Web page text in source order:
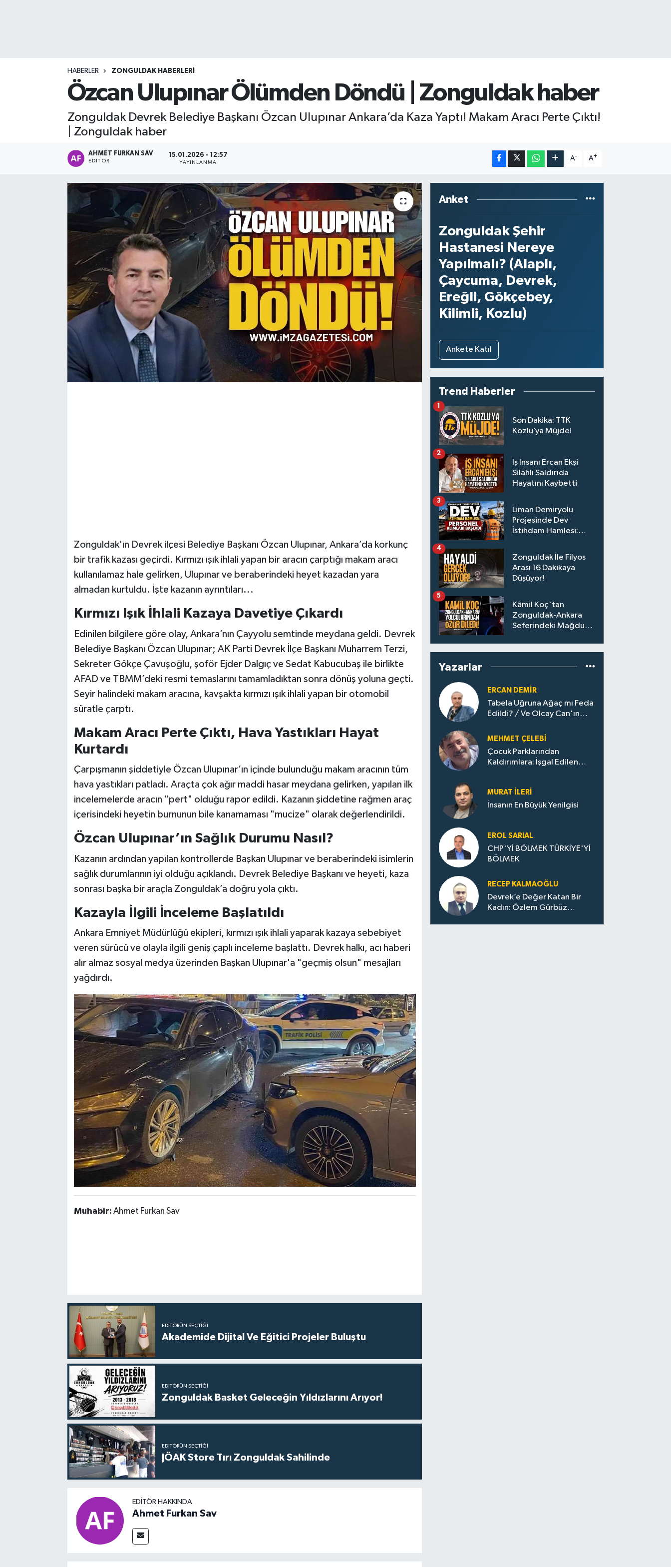
HABERLER ZONGULDAK HABERLERI
Özcan Ulupınar Ölümden Döndü | Zonguldak haber
Zonguldak Devrek Belediye Başkanı Özcan Ulupınar Ankara’da Kaza Yaptı! Makam Aracı Perte Çıktı!
| Zonguldak haber
AHMET FURKAN SAV
EDITÖR
15.01.2026 - 12:57
YAYINLANMA
A- A+
Zonguldak'ın Devrek ilçesi Belediye Başkanı Özcan Ulupınar, Ankara’da korkunç
bir trafik kazası geçirdi. Kırmızı ışık ihlali yapan bir aracın çarptığı makam aracı
kullanılamaz hale gelirken, Ulupınar ve beraberindeki heyet kazadan yara
almadan kurtuldu. İşte kazanın ayrıntıları...
Kırmızı Işık İhlali Kazaya Davetiye Çıkardı
Edinilen bilgilere göre olay, Ankara’nın Çayyolu semtinde meydana geldi. Devrek
Belediye Başkanı Özcan Ulupınar; AK Parti Devrek İlçe Başkanı Muharrem Terzi,
Sekreter Gökçe Çavuşoğlu, şoför Ejder Dalgıç ve Sedat Kabucubaş ile birlikte
AFAD ve TBMM’deki resmi temaslarını tamamladıktan sonra dönüş yoluna geçti.
Seyir halindeki makam aracına, kavşakta kırmızı ışık ihlali yapan bir otomobil
süratle çarptı.
Makam Aracı Perte Çıktı, Hava Yastıkları Hayat
Kurtardı
Çarpışmanın şiddetiyle Özcan Ulupınar’ın içinde bulunduğu makam aracının tüm
hava yastıkları patladı. Araçta çok ağır maddi hasar meydana gelirken, yapılan ilk
incelemelerde aracın "pert" olduğu rapor edildi. Kazanın şiddetine rağmen araç
içerisindeki heyetin burnunun bile kanamaması "mucize" olarak değerlendirildi.
Özcan Ulupınar’ın Sağlık Durumu Nasıl?
Kazanın ardından yapılan kontrollerde Başkan Ulupınar ve beraberindeki isimlerin
sağlık durumlarının iyi olduğu açıklandı. Devrek Belediye Başkanı ve heyeti, kaza
sonrası başka bir araçla Zonguldak’a doğru yola çıktı.
Kazayla İlgili İnceleme Başlatıldı
Ankara Emniyet Müdürlüğü ekipleri, kırmızı ışık ihlali yaparak kazaya sebebiyet
veren sürücü ve olayla ilgili geniş çaplı inceleme başlattı. Devrek halkı, acı haberi
alır almaz sosyal medya üzerinden Başkan Ulupınar'a "geçmiş olsun" mesajları
yağdırdı.
Muhabir: Ahmet Furkan Sav
EDITÖRÜN SEÇTIĞI
Akademide Dijital Ve Eğitici Projeler Buluştu
EDITÖRÜN SEÇTIĞI
Zonguldak Basket Geleceğin Yıldızlarını Arıyor!
EDITÖRÜN SEÇTIĞI
JÖAK Store Tırı Zonguldak Sahilinde
EDITÖR HAKKINDA
Ahmet Furkan Sav
Anket
Zonguldak Şehir
Hastanesi Nereye
Yapılmalı? (Alaplı,
Çaycuma, Devrek,
Ereğli, Gökçebey,
Kilimli, Kozlu)
Ankete Katıl
Trend Haberler
Son Dakika: TTK
Kozlu’ya Müjde!
1
İş İnsanı Ercan Ekşi
Silahlı Saldırıda
Hayatını Kaybetti
2
Liman Demiryolu
Projesinde Dev
İstihdam Hamlesi:
3
Zonguldak İle Filyos
Arası 16 Dakikaya
Düşüyor!
4
Kâmil Koç'tan
Zonguldak-Ankara
Seferindeki Mağdur
5
Yazarlar
ERCAN DEMIR
Tabela Uğruna Ağaç mı Feda
Edildi? / Ve Olcay Can'ın
MEHMET ÇELEBI
Çocuk Parklarından
Kaldırımlara: İşgal Edilen
MURAT İLERI
İnsanın En Büyük Yenilgisi
EROL SARIAL
CHP'Yİ BÖLMEK TÜRKİYE'Yİ
BÖLMEK
RECEP KALMAOĞLU
Devrek’e Değer Katan Bir
Kadın: Özlem Gürbüz
GÖKÇEBEY